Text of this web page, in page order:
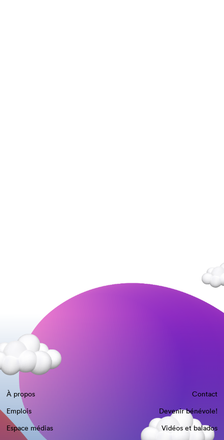
À propos
Contact
Emplois
Devenir bénévole!
Espace médias
Vidéos et balados